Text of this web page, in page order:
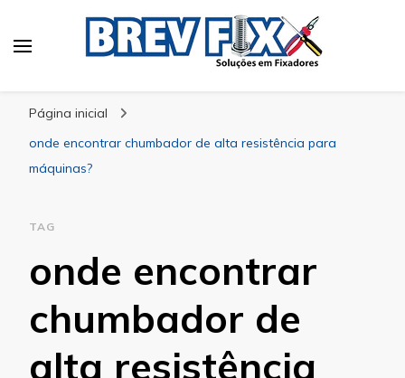
Página inicial
onde encontrar chumbador de alta resistência para
máquinas?
TAG
onde encontrar
chumbador de
alta resistência